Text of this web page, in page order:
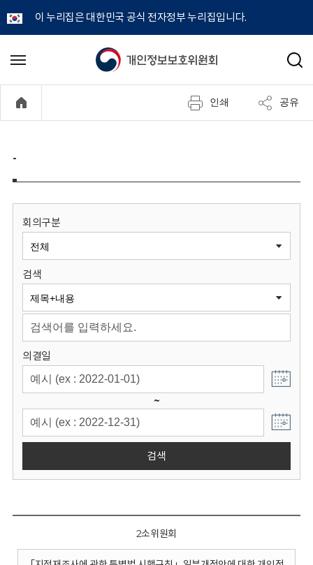
이 누리집은 대한민국 공식 전자정부 누리집입니다.
개
정
보
원
회
메
기
검
인쇄 공유
-
회의구분
검색
의결일
~
검색
2소위원회